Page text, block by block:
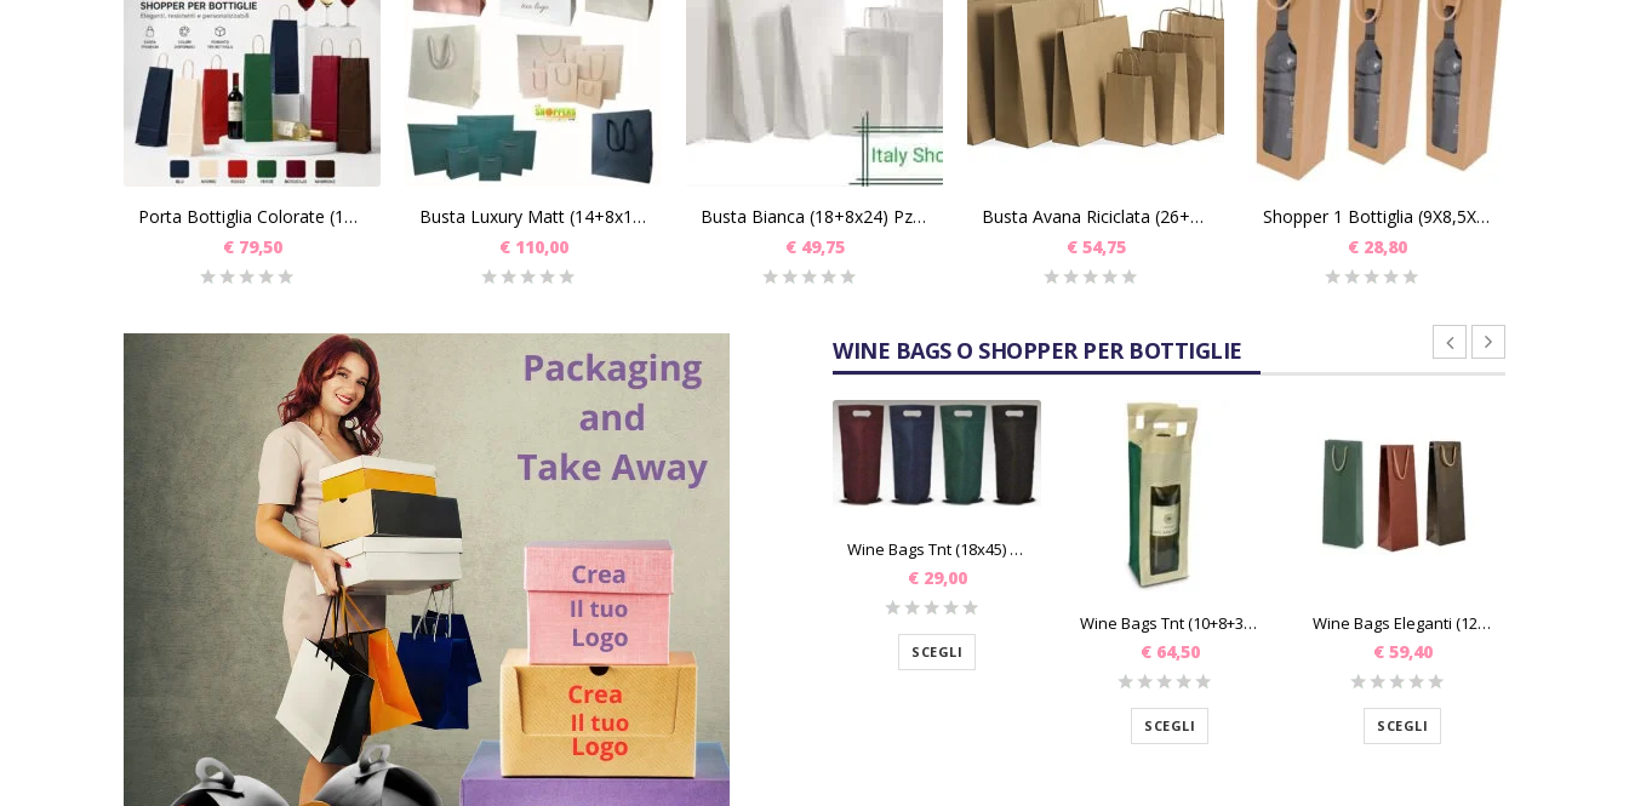
Porta Bottiglia Colorate (14+8x39.5) Pz 250
€79,50
Busta Luxury Matt (14+8x15+3) PZ 200
€110,00
Busta Bianca (18+8x24) Pz 250
€49,75
Busta Avana Riciclata (26+13x36) Pz 250
€54,75
Shopper 1 Bottiglia (9X8,5X37) Pz 24
€28,80
WINE BAGS O SHOPPER PER BOTTIGLIE
Wine Bags Tnt (18x45) Pz 100
€29,00
SCEGLI
Wine Bags Tnt (10+8+36) Pz 50
€64,50
SCEGLI
Wine Bags Eleganti (12+9X39+5) Pz 60
€59,40
SCEGLI